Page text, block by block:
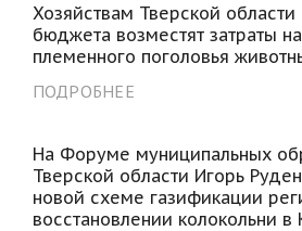
Хозяйствам Тверской области
бюджета возместят затраты
племенного поголовья
ПОДРОБНЕЕ
На Форуме муниципальных
Тверской области Игорь
новой схеме газификации
восстановлении колокольни в